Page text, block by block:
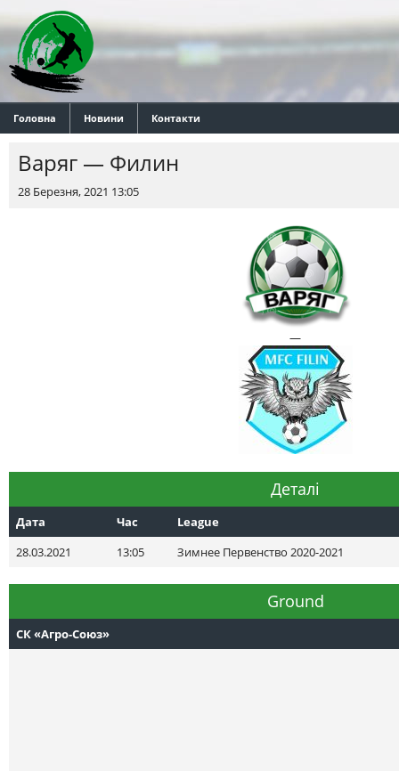
Головна Новини Контакти
Варяг — Филин
28 Березня, 2021 13:05
—
Деталі
Дата Час
League
28.03.2021
13:05 Зимнее Первенство 2020-2021
Ground
СК «Агро-Союз»